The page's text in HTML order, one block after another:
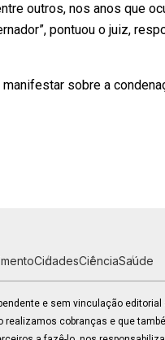
outros, nos anos que
pontuou o juiz,
sobre a
CidadesCiênciaSaúde
e sem vinculação editorial
cobranças e que